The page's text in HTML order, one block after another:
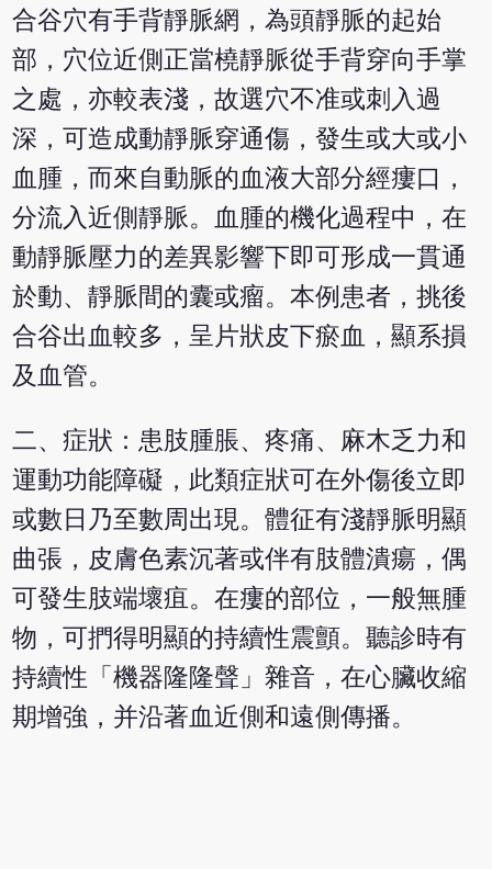
合谷穴有手背靜脈網，為頭靜脈的起始
部，穴位近側正當橈靜脈從手背穿向手掌
之處，亦較表淺，故選穴不准或刺入過
深，可造成動靜脈穿通傷，發生或大或小
血腫，而來自動脈的血液大部分經瘻口，
分流入近側靜脈。血腫的機化過程中，在
動靜脈壓力的差異影響下即可形成一貫通
於動、靜脈間的囊或瘤。本例患者，挑後
合谷出血較多，呈片狀皮下瘀血，顯系損
及血管。
二、症狀：患肢腫脹、疼痛、麻木乏力和
運動功能障礙，此類症狀可在外傷後立即
或數日乃至數周出現。體征有淺靜脈明顯
曲張，皮膚色素沉著或伴有肢體潰瘍，偶
可發生肢端壞疽。在瘻的部位，一般無腫
物，可捫得明顯的持續性震顫。聽診時有
持續性「機器隆隆聲」雜音，在心臟收縮
期增強，并沿著血近側和遠側傳播。